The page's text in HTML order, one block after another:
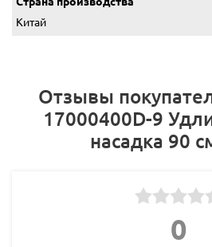
Китай
Отзывы
17000400D-9
насадка 90
0